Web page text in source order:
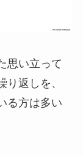
思い立って
返しを、
る方は多い